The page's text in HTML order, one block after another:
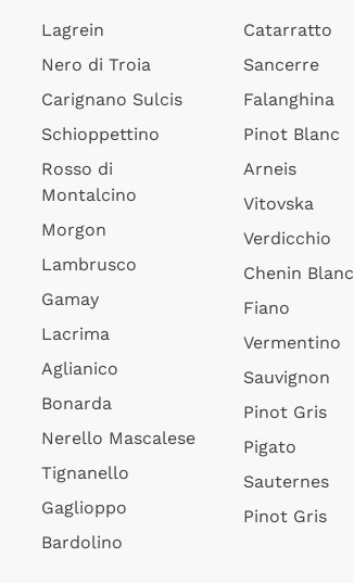
Lagrein
Nero di Troia
Carignano Sulcis
Schioppettino
Rosso di
Montalcino
Morgon
Lambrusco
Gamay
Lacrima
Aglianico
Bonarda
Nerello Mascalese
Tignanello
Gaglioppo
Bardolino
Catarratto
Sancerre
Falanghina
Pinot Blanc
Arneis
Vitovska
Verdicchio
Chenin Blanc
Fiano
Vermentino
Sauvignon
Pinot Gris
Pigato
Sauternes
Pinot Gris